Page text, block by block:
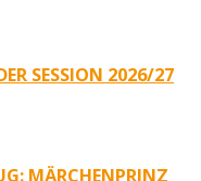
SESSION 2026/27
MÄRCHENPRINZ